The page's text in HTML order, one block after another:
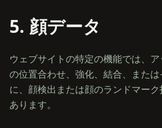
5. 顔データ
ウェブサイトの特定の機能では、
の位置合わせ、強化、結合、また
に、顔検出または顔のランドマー
あります。